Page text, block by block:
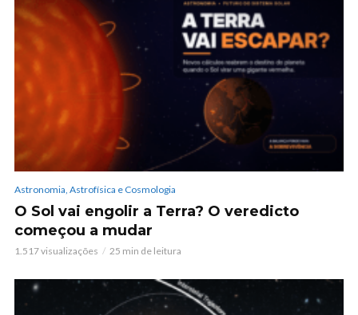
Astronomia, Astrofísica e Cosmologia
O Sol vai engolir a Terra? O veredicto
começou a mudar
1.517 visualizações 25 min de leitura